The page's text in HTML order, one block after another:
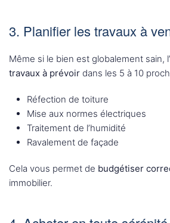
3. Planifier les travaux à
Même si le bien est globalement sain,
travaux à prévoir dans les 5 à 10
Réfection de toiture
Mise aux normes électriques
Traitement de l’humidité
Ravalement de façade
Cela vous permet de budgétiser
immobilier.